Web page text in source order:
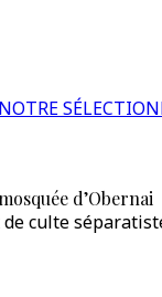
NOTRE SÉLECTION
d’Obernai
de culte